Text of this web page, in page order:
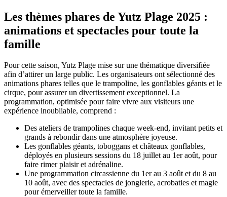
Les thèmes phares de Yutz Plage 2025 :
animations et spectacles pour toute la
famille
Pour cette saison, Yutz Plage mise sur une thématique diversifiée
afin d’attirer un large public. Les organisateurs ont sélectionné des
animations phares telles que le trampoline, les gonflables géants et le
cirque, pour assurer un divertissement exceptionnel. La
programmation, optimisée pour faire vivre aux visiteurs une
expérience inoubliable, comprend :
Des ateliers de trampolines chaque week-end, invitant petits et
grands à rebondir dans une atmosphère joyeuse.
Les gonflables géants, toboggans et châteaux gonflables,
déployés en plusieurs sessions du 18 juillet au 1er août, pour
faire rimer plaisir et adrénaline.
Une programmation circassienne du 1er au 3 août et du 8 au
10 août, avec des spectacles de jonglerie, acrobaties et magie
pour émerveiller toute la famille.